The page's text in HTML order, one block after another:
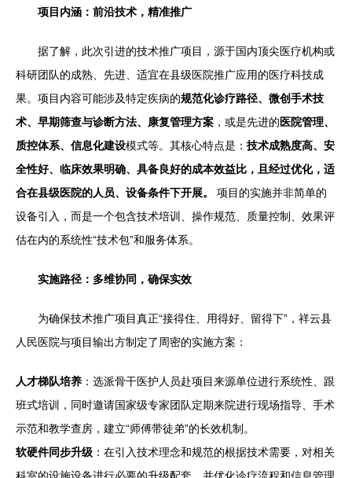
项目内涵：前沿技术，精准推广
据了解，此次引进的技术推广项目，源于国内顶尖医疗机构或
科研团队的成熟、先进、适宜在县级医院推广应用的医疗科技成
果。项目内容可能涉及特定疾病的规范化诊疗路径、微创手术技
术、早期筛查与诊断方法、康复管理方案 ，或是先进的医院管理、
质控体系、信息化建设模式等。其核心特点是： 技术成熟度高、安
全性好、临床效果明确、具备良好的成本效益比，且经过优化，适
合在县级医院的人员、设备条件下开展。
项目的实施并非简单的
设备引入，而是一个包含技术培训、操作规范、质量控制、效果评
估在内的系统性“技术包”和服务体系。
实施路径：多维协同，确保实效
为确保技术推广项目真正“接得住、用得好、留得下”，祥云县
人民医院与项目输出方制定了周密的实施方案：
人才梯队培养 ：选派骨干医护人员赴项目来源单位进行系统性、跟
班式培训，同时邀请国家级专家团队定期来院进行现场指导、手术
示范和教学查房，建立“师傅带徒弟”的长效机制。
软硬件同步升级 ：在引入技术理念和规范的根据技术需要，对相关